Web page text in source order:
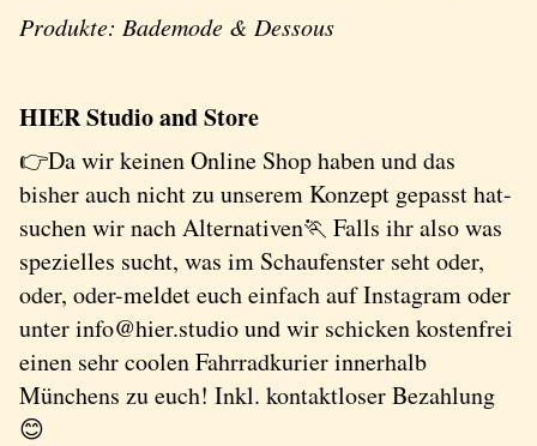
Produkte: Bademode & Dessous
HIER Studio and Store
👉Da wir keinen Online Shop haben und das
bisher auch nicht zu unserem Konzept gepasst hat-
suchen wir nach Alternativen🏃 Falls ihr also was
spezielles sucht, was im Schaufenster seht oder,
oder, oder-meldet euch einfach auf Instagram oder
unter info@hier.studio und wir schicken kostenfrei
einen sehr coolen Fahrradkurier innerhalb
Münchens zu euch! Inkl. kontaktloser Bezahlung
😊